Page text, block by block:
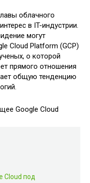
облачного
в IT-индустрии.
могут
Cloud Platform (GCP)
о которой
прямого отношения
общую тенденцию
Cloud под